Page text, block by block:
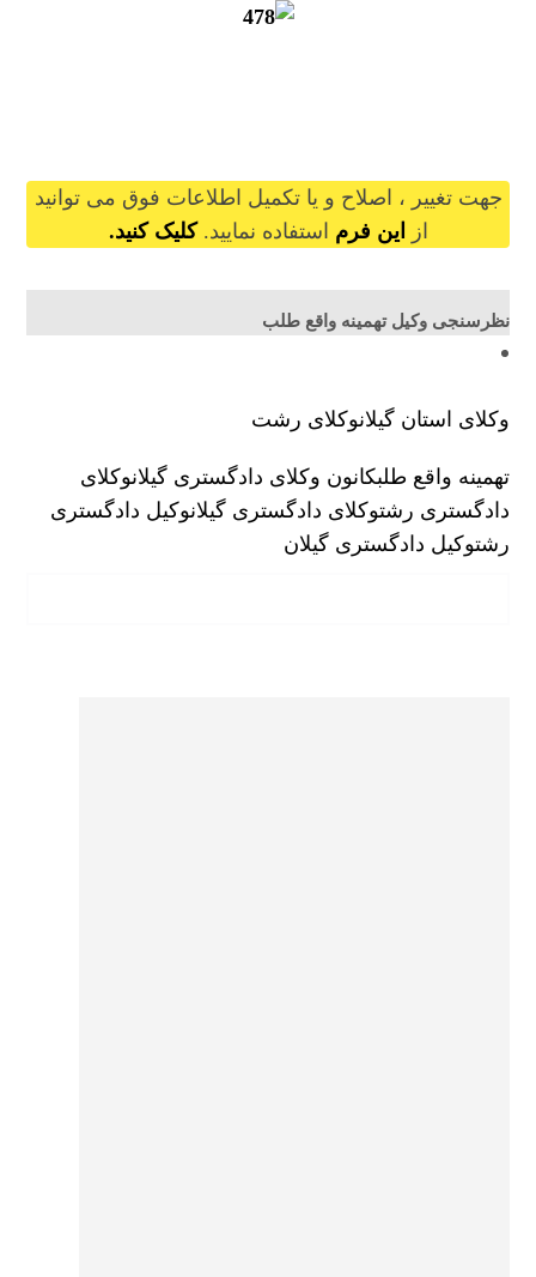
جهت تغییر ، اصلاح و یا تکمیل اطلاعات فوق می توانید
از
این فرم استفاده نمایید. کلیک کنید.
نظرسنجی وکیل تهمینه واقع طلب
وکلای استان گیلانوکلای رشت
تهمینه واقع طلبکانون وکلای دادگستری گیلانوکلای
دادگستری رشتوکلای دادگستری گیلانوکیل دادگستری
رشتوکیل دادگستری گیلان